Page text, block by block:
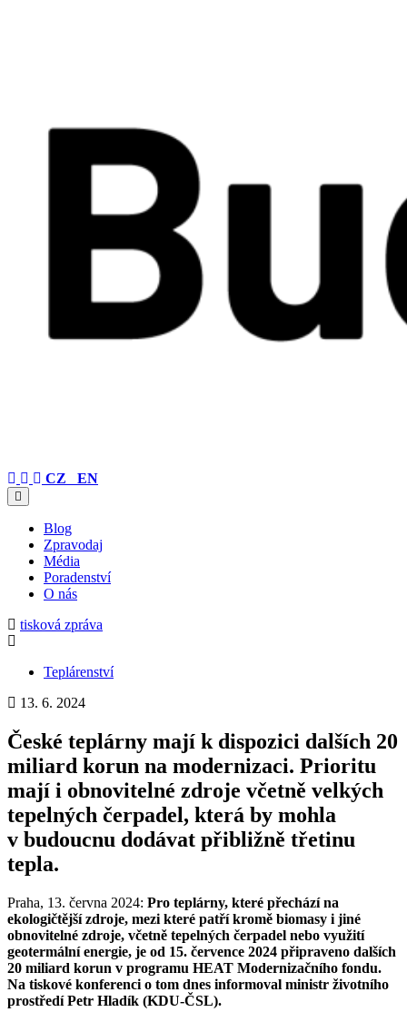
CZ EN
Blog
Zpravodaj
Média
Poradenství
O nás
tisková zpráva
Teplárenství
13. 6. 2024
České teplárny mají k dispozici dalších 20
miliard korun na modernizaci. Prioritu
mají i obnovitelné zdroje včetně velkých
tepelných čerpadel, která by mohla
v budoucnu dodávat přibližně třetinu
tepla.
Praha, 13. června 2024: Pro teplárny, které přechází na
ekologičtější zdroje, mezi které patří kromě biomasy i jiné
obnovitelné zdroje, včetně tepelných čerpadel nebo využití
geotermální energie, je od 15. července 2024 připraveno dalších
20 miliard korun v programu HEAT Modernizačního fondu.
Na tiskové konferenci o tom dnes informoval ministr životního
prostředí Petr Hladík (KDU-ČSL).